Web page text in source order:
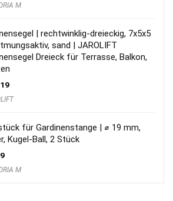
M
| rechtwinklig-dreieckig, 7x5x5
sand | JAROLIFT
Dreieck für Terrasse, Balkon,
für Gardinenstange | ⌀ 19 mm,
Kugel-Ball, 2 Stück
M